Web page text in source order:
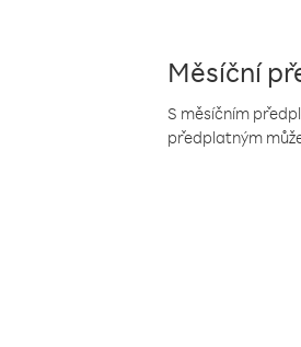
Měsíční
S měsíčním
předplatným